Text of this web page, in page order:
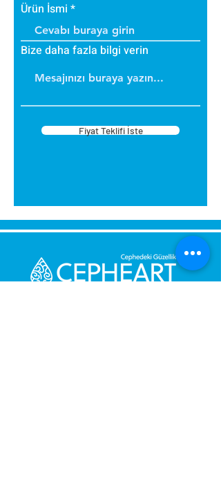
Ürün İsmi
Bize daha fazla bilgi verin
Fiyat Teklifi İste